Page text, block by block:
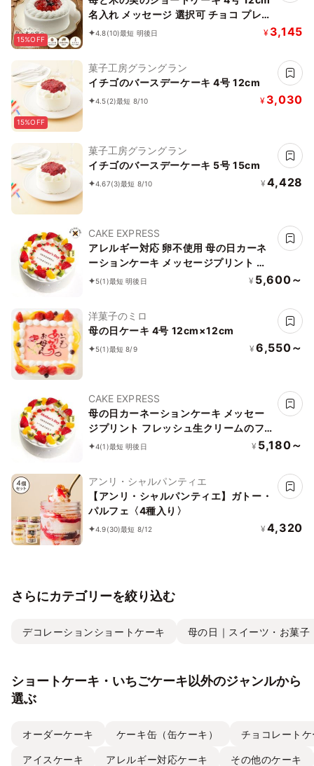
15%OFF
名入れ メッセージ 選択可 チョコ プレー
ト お中元 2026 アイス2026
4.8(10)最短 明後日 ¥ 3,145
15%OFF
菓子工房グラングラン
イチゴのバースデーケーキ 4号 12cm
4.5(2)最短 8/10 ¥ 3,030
菓子工房グラングラン
イチゴのバースデーケーキ 5号 15cm
4.67(3)最短 8/10 ¥ 4,428
CAKE EXPRESS
アレルギー対応 卵不使用 母の日カーネ
ーションケーキ メッセージプリント フ
レッシュ生クリームのフルーツデコレー
5(1)最短 明後日 ¥ 5,600～
洋菓子のミロ
母の日ケーキ 4号 12cm×12cm
5(1)最短 8/9 ¥ 6,550～
CAKE EXPRESS
母の日カーネーションケーキ メッセー
ジプリント フレッシュ生クリームのフ
ルーツデコレーションケーキ 4号 12cm
4(1)最短 明後日 ¥ 5,180～
アンリ・シャルパンティエ
【アンリ・シャルパンティエ】ガトー・
パルフェ〈4種入り〉
4.9(30)最短 8/12 ¥ 4,320
さらにカテゴリーを絞り込む
デコレーションショートケーキ 母の日｜スイーツ・お菓子
ショートケーキ・いちごケーキ以外のジャンルから
選ぶ
オーダーケーキ ケーキ缶（缶ケーキ） チョコレート
アイスケーキ アレルギー対応ケーキ その他のケーキ